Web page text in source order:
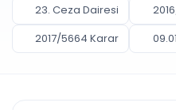
PLANLAMA & TAKİP
Pano ve Takip
23. Ceza Dairesi
2017/5664 Karar